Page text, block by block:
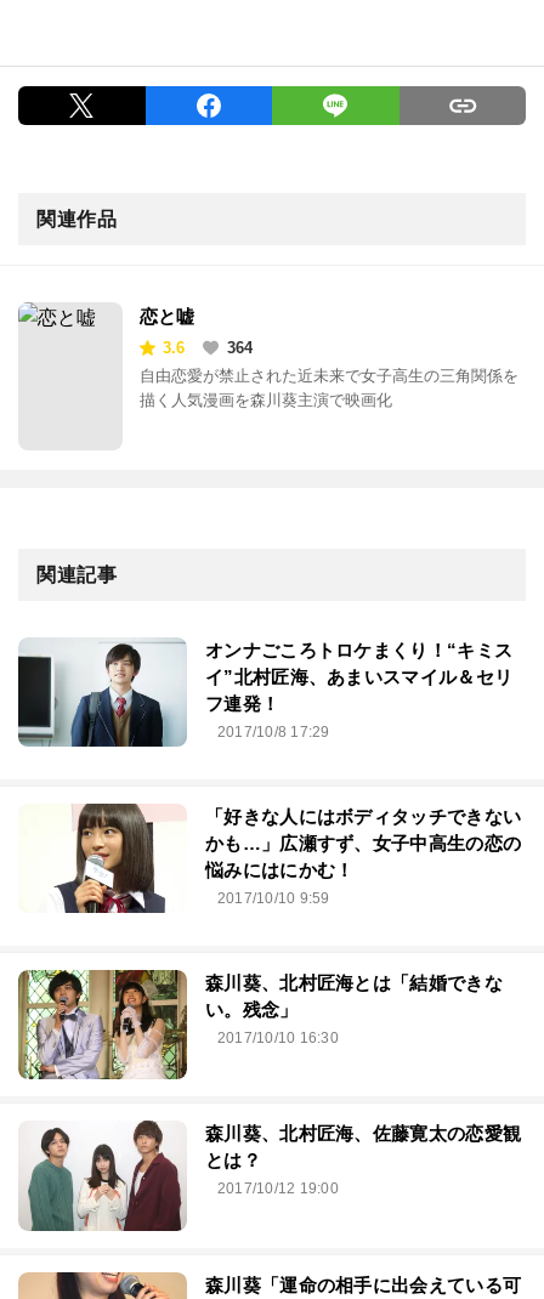
関連作品
恋と嘘
3.6
364
自由恋愛が禁止された近未来で女子高生の三角関係を
描く人気漫画を森川葵主演で映画化
関連記事
オンナごころトロケまくり！“キミス
イ”北村匠海、あまいスマイル＆セリ
フ連発！
2017/10/8 17:29
「好きな人にはボディタッチできない
かも…」広瀬すず、女子中高生の恋の
悩みにはにかむ！
2017/10/10 9:59
森川葵、北村匠海とは「結婚できな
い。残念」
2017/10/10 16:30
森川葵、北村匠海、佐藤寛太の恋愛観
とは？
2017/10/12 19:00
森川葵「運命の相手に出会えている可